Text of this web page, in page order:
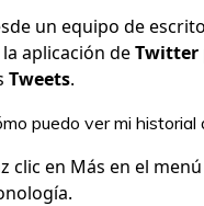
un equipo de
la aplicación deTwitter
Tweets.
puedo ver mi
clic en Más en el